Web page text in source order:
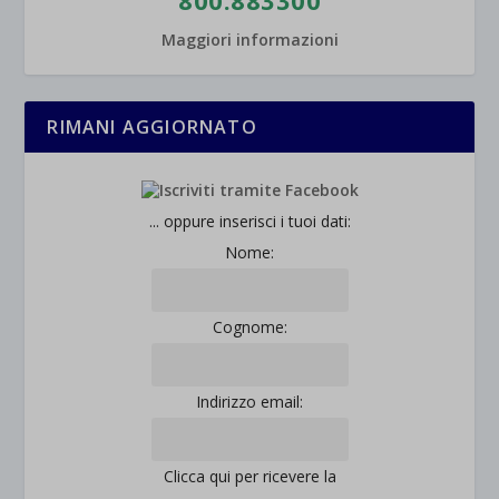
Maggiori informazioni
RIMANI AGGIORNATO
... oppure inserisci i tuoi dati:
Nome:
Cognome:
Indirizzo email:
Clicca qui per ricevere la